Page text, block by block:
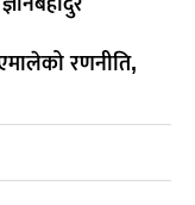
रणनीति,